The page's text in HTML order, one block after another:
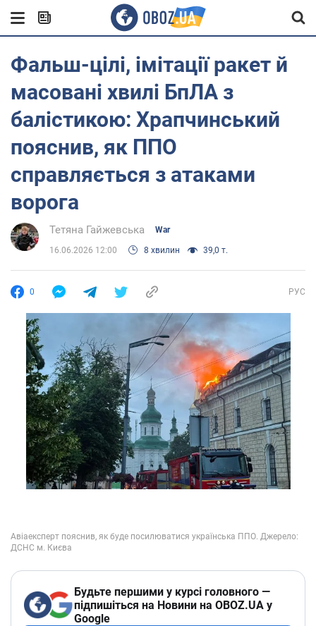
Фальш-цілі, імітації ракет й
масовані хвилі БпЛА з
балістикою: Храпчинський
пояснив, як ППО
справляється з атаками
ворога
Тетяна Гайжевська War
16.06.2026 12:00 8 хвилин 39,0 т.
0 РУС
Будьте першими у курсі головного —
підпишіться на Новини на OBOZ.UA у
Google